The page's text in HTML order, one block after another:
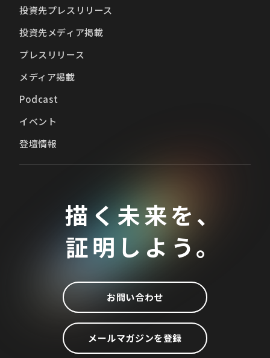
投資先プレスリリース
投資先メディア掲載
プレスリリース
メディア掲載
Podcast
イベント
登壇情報
描く未来を、
証明しよう。
お問い合わせ
メールマガジンを登録